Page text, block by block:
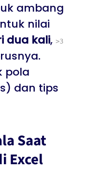
ambang
nilai
dua kali, >3
pola
dan tips
Saat
Excel